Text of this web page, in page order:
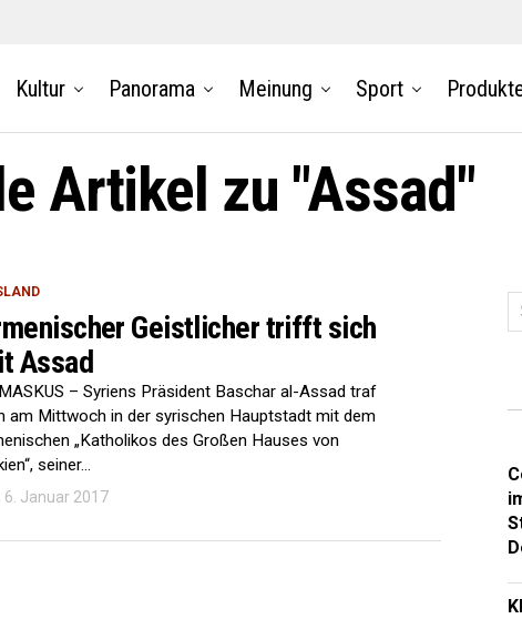
Kultur Panorama Meinung Sport
Artikel zu "Assad"
Geistlicher trifft sich
Assad
– Syriens Präsident Baschar al-Assad traf
am Mittwoch in der syrischen Hauptstadt mit dem
„Katholikos des Großen Hauses von
seiner...
6. Januar 2017